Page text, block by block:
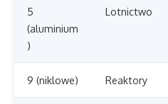
5
(aluminium
)
Lotnictwo
9 (niklowe) Reaktory